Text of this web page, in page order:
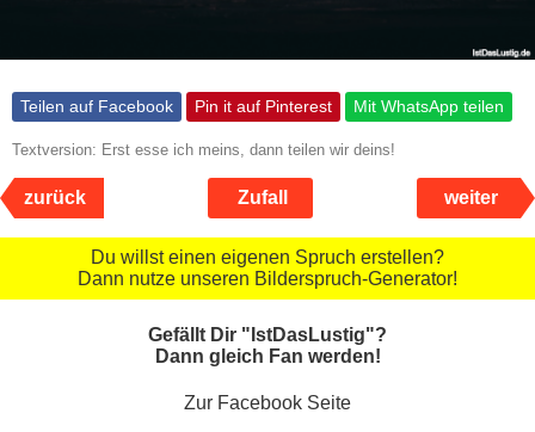
Teilen auf Facebook Pin it auf Pinterest Mit WhatsApp teilen
Textversion: Erst esse ich meins, dann teilen wir deins!
zurück Zufall weiter
Du willst einen eigenen Spruch erstellen?
Dann nutze unseren Bilderspruch-Generator!
Gefällt Dir "IstDasLustig"?
Dann gleich Fan werden!
Zur Facebook Seite